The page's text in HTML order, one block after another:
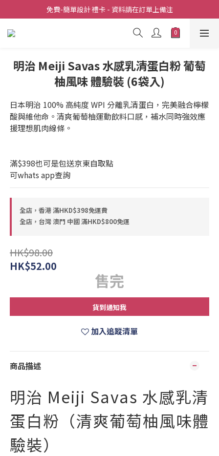
全店滿  $398包送上門
免費-簡單設計 禮卡 - 資料請在訂單上備注
全店滿  $398包送上門
明治 Meiji Savas 水感乳清蛋白粉 葡萄
柚風味 體驗裝 (6袋入)
日本明治 100% 高純度 WPI 分離乳清蛋白，完美融合檸檬
酸與維他命。清爽葡萄柚運動飲料口感，補水同時強效應
援理想肌肉線條。
滿$398也可是包送京東自取點
可whats app查詢
全店，香港 滿HKD$398免運費
全店，台灣 澳門 中國 滿HKD$800免運
HK$98.00
HK$52.00
售完
貨到通知我
加入追蹤清單
商品描述
明治 Meiji Savas 水感乳清
蛋白粉（清爽葡萄柚風味體
驗裝）